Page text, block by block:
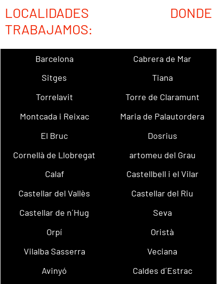
LOCALIDADES DONDE
TRABAJAMOS:
Barcelona
Cabrera de Mar
Sitges
Tiana
Torrelavit
Torre de Claramunt
Montcada i Reixac
Maria de Palautordera
El Bruc
Dosrius
Cornellà de Llobregat
artomeu del Grau
Calaf
Castellbell i el Vilar
Castellar del Vallès
Castellar del Riu
Castellar de n´Hug
Seva
Orpí
Oristà
Vilalba Sasserra
Veciana
Avinyó
Caldes d´Estrac